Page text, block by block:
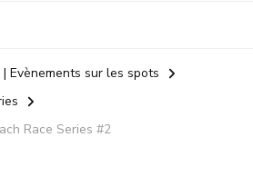
Evènements sur les spots
Race Series #2